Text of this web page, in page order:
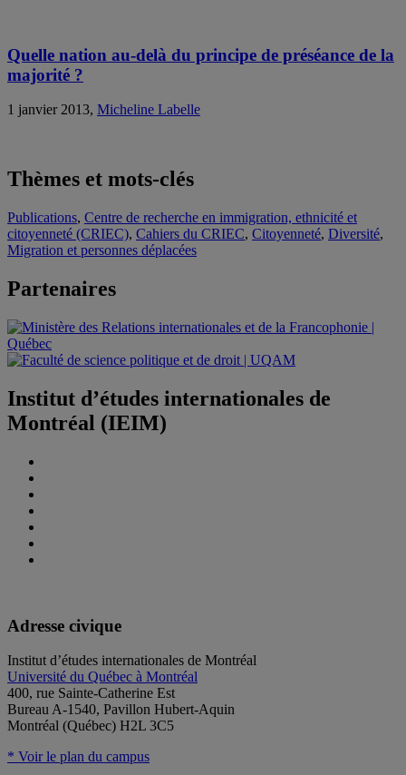
Quelle nation au-delà du principe de préséance de la
majorité ?
1 janvier 2013, Micheline Labelle
Thèmes et mots-clés
Publications, Centre de recherche en immigration, ethnicité et
citoyenneté (CRIEC), Cahiers du CRIEC, Citoyenneté, Diversité,
Migration et personnes déplacées
Partenaires
Institut d’études internationales de
Montréal (IEIM)
Adresse civique
Institut d’études internationales de Montréal
Université du Québec à Montréal
400, rue Sainte-Catherine Est
Bureau A-1540, Pavillon Hubert-Aquin
Montréal (Québec) H2L 3C5
* Voir le plan du campus